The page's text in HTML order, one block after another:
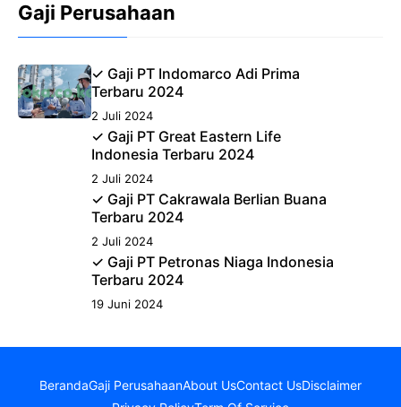
Gaji Perusahaan
✓ Gaji PT Indomarco Adi Prima
Terbaru 2024
2 Juli 2024
✓ Gaji PT Great Eastern Life
Indonesia Terbaru 2024
2 Juli 2024
✓ Gaji PT Cakrawala Berlian Buana
Terbaru 2024
2 Juli 2024
✓ Gaji PT Petronas Niaga Indonesia
Terbaru 2024
19 Juni 2024
BerandaGaji PerusahaanAbout UsContact UsDisclaimer